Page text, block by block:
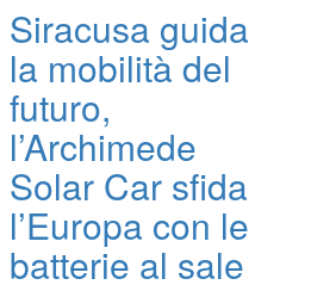
Siracusa guida
la mobilità del
futuro,
l’Archimede
Solar Car sfida
l’Europa con le
batterie al sale